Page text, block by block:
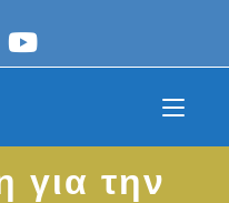
για την